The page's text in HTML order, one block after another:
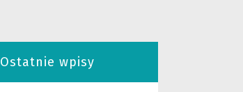
Ostatnie wpisy